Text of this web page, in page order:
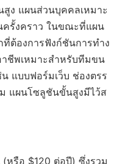
ง แผนส่วนบุคคลเหมาะ
รั้งคราว ในขณะที่แผน
ต้องการฟังก์ชันการทำง
ชีพเหมาะสำหรับทีมขน
แบบฟอร์มเว็บ ช่องตรร
แผนโซลูชันขั้นสูงมีไว้ส
หรือ $120 ต่อปี) ซึ่งรวม